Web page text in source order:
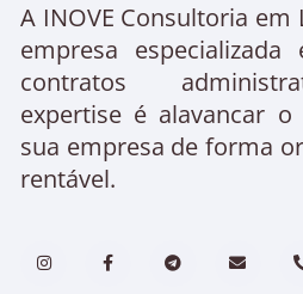
A INOVE Consultoria em
empresa
contratos
expertise é alavancar
sua empresa de forma
rentável.